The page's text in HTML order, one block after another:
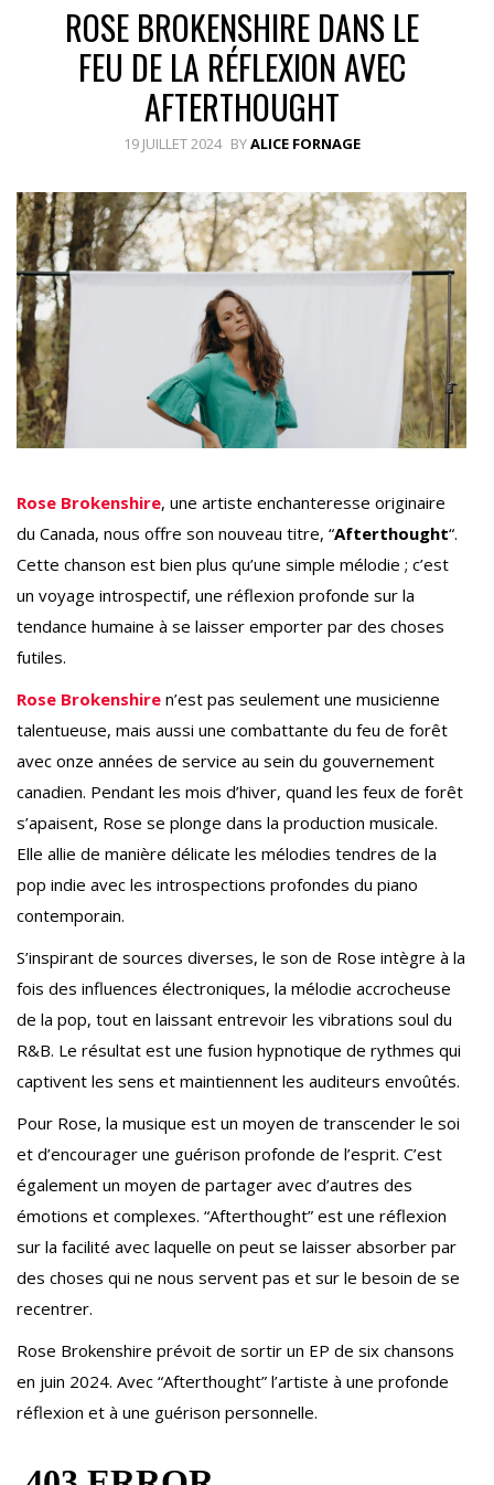
ROSE BROKENSHIRE DANS LE
FEU DE LA RÉFLEXION AVEC
AFTERTHOUGHT
19 JUILLET 2024 BYALICE FORNAGE
Rose Brokenshire, une artiste enchanteresse originaire
du Canada, nous offre son nouveau titre, “Afterthought“.
Cette chanson est bien plus qu’une simple mélodie ; c’est
un voyage introspectif, une réflexion profonde sur la
tendance humaine à se laisser emporter par des choses
futiles.
Rose Brokenshire n’est pas seulement une musicienne
talentueuse, mais aussi une combattante du feu de forêt
avec onze années de service au sein du gouvernement
canadien. Pendant les mois d’hiver, quand les feux de forêt
s’apaisent, Rose se plonge dans la production musicale.
Elle allie de manière délicate les mélodies tendres de la
pop indie avec les introspections profondes du piano
contemporain.
S’inspirant de sources diverses, le son de Rose intègre à la
fois des influences électroniques, la mélodie accrocheuse
de la pop, tout en laissant entrevoir les vibrations soul du
R&B. Le résultat est une fusion hypnotique de rythmes qui
captivent les sens et maintiennent les auditeurs envoûtés.
Pour Rose, la musique est un moyen de transcender le soi
et d’encourager une guérison profonde de l’esprit. C’est
également un moyen de partager avec d’autres des
émotions et complexes. “Afterthought” est une réflexion
sur la facilité avec laquelle on peut se laisser absorber par
des choses qui ne nous servent pas et sur le besoin de se
recentrer.
Rose Brokenshire prévoit de sortir un EP de six chansons
en juin 2024. Avec “Afterthought” l’artiste à une profonde
réflexion et à une guérison personnelle.